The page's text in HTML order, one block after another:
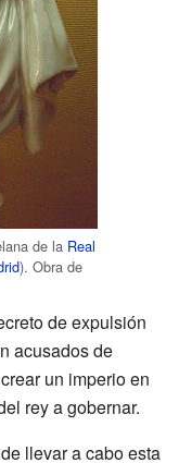
de la Real
). Obra de
de expulsión
acusados de
un imperio en
rey a gobernar.
llevar a cabo esta